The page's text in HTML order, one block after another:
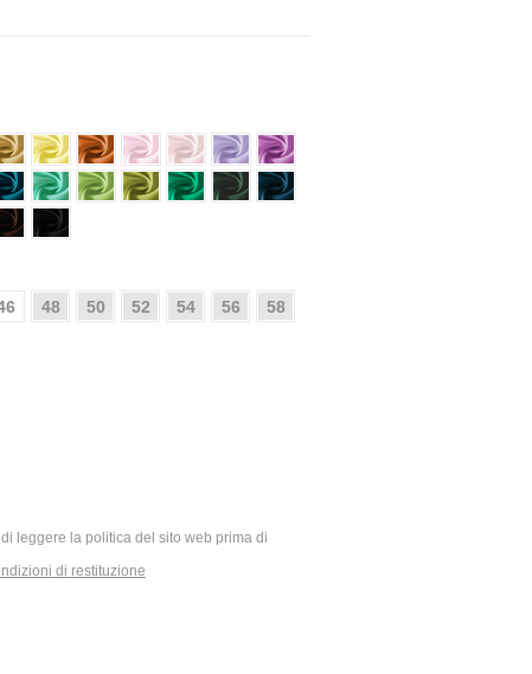
48 50 52 54 56
58
leggere la politica del sito web prima di
di restituzione